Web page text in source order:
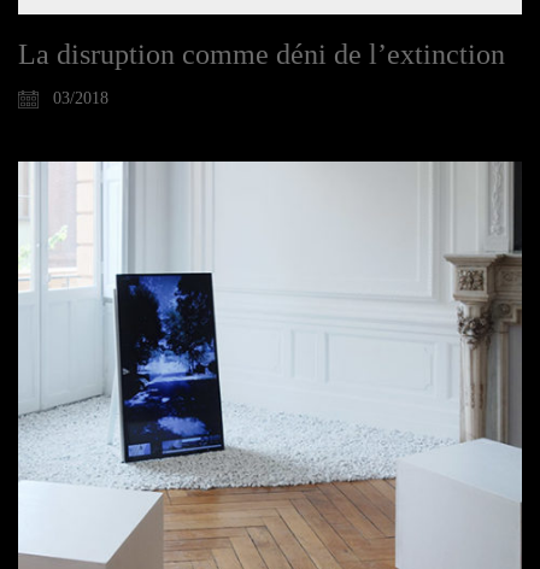
La disruption comme déni de l’extinction
03/2018